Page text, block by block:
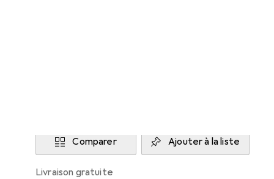
Comparer Ajouter à la liste
livraison gratuite